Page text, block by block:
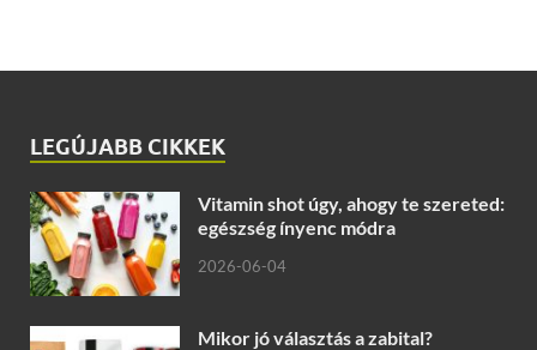
LEGÚJABB CIKKEK
Vitamin shot úgy, ahogy te szereted:
egészség ínyenc módra
2026-06-04
Mikor jó választás a zabital?